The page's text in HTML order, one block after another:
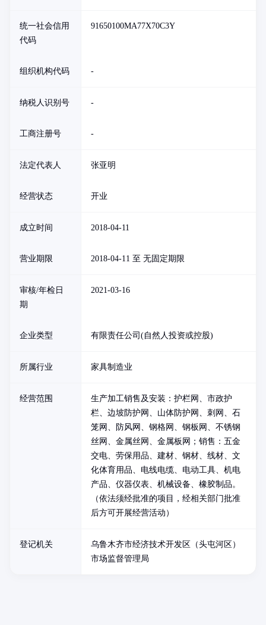
统一社会信用
代码
91650100MA77X70C3Y
组织机构代码 -
纳税人识别号 -
工商注册号 -
法定代表人 张亚明
经营状态 开业
成立时间 2018-04-11
营业期限 2018-04-11 至 无固定期限
审核/年检日
期
2021-03-16
企业类型 有限责任公司(自然人投资或控股)
所属行业 家具制造业
经营范围
生产加工销售及安装：护栏网、市政护
栏、边坡防护网、山体防护网、刺网、石
笼网、防风网、钢格网、钢板网、不锈钢
丝网、金属丝网、金属板网；销售：五金
交电、劳保用品、建材、钢材、线材、文
化体育用品、电线电缆、电动工具、机电
产品、仪器仪表、机械设备、橡胶制品。
（依法须经批准的项目，经相关部门批准
后方可开展经营活动）
登记机关
乌鲁木齐市经济技术开发区（头屯河区）
市场监督管理局